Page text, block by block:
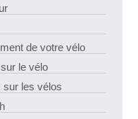
de votre vélo
le vélo
sur les vélos